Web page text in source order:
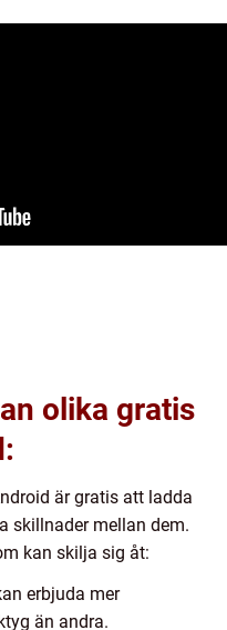
olika gratis
är gratis att ladda
skillnader mellan dem.
kan skilja sig åt:
erbjuda mer
än andra.